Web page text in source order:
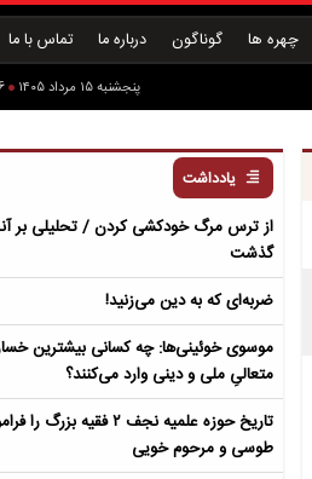
چهره ها گوناگون درباره ما تماس با ما
پنجشنبه ۱۵ مرداد ۱۴۰۵ 6
یادداشت
گذشت
ضربه‌ای که به دین می‌زنید!
موسوی خوئینی‌ها: چه کسانی بیشترین
متعالیِ ملی و دینی وارد می‌کنند؟
تاریخ حوزه علمیه نجف ۲
طوسی و مرحوم خویی